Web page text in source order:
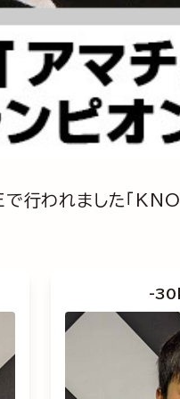
われました「
-